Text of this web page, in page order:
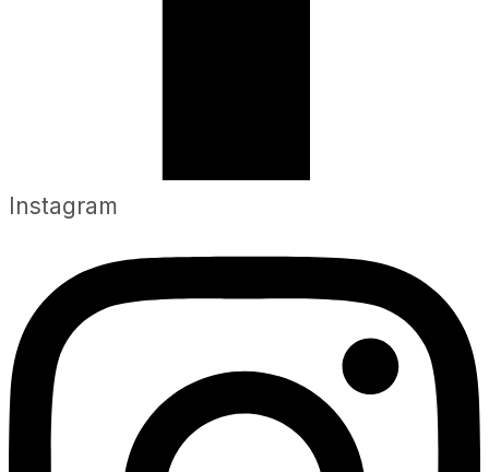
Instagram